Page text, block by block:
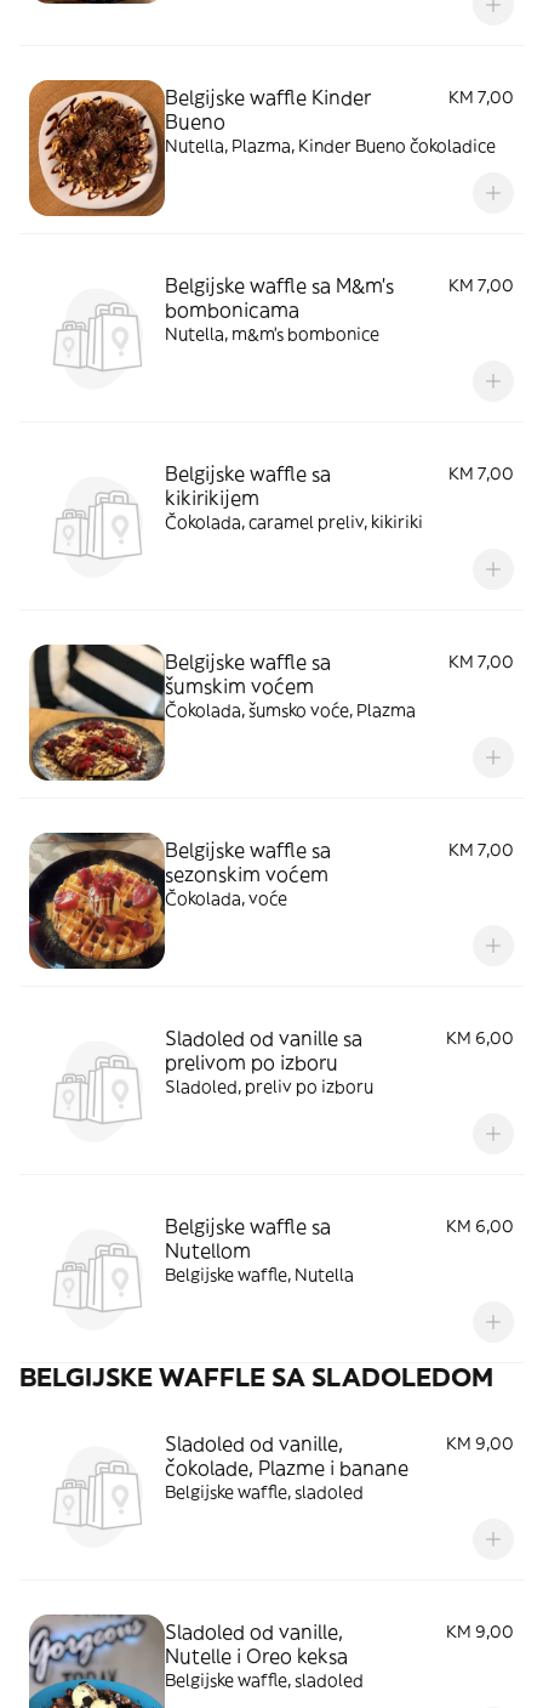
Belgijske waffle Kinder
Bueno
KM 7,00
Nutella, Plazma, Kinder Bueno čokoladice
Belgijske waffle sa M&m's
bombonicama
KM 7,00
Nutella, m&m's bombonice
Belgijske waffle sa
kikirikijem
KM 7,00
Čokolada, caramel preliv, kikiriki
Belgijske waffle sa
šumskim voćem
KM 7,00
Čokolada, šumsko voće, Plazma
Belgijske waffle sa
sezonskim voćem
KM 7,00
Čokolada, voće
Sladoled od vanille sa
prelivom po izboru
KM 6,00
Sladoled, preliv po izboru
Belgijske waffle sa
Nutellom
KM 6,00
Belgijske waffle, Nutella
BELGIJSKE WAFFLE SA SLADOLEDOM
Sladoled od vanille,
čokolade, Plazme i banane
KM 9,00
Belgijske waffle, sladoled
Sladoled od vanille,
Nutelle i Oreo keksa
KM 9,00
Belgijske waffle, sladoled